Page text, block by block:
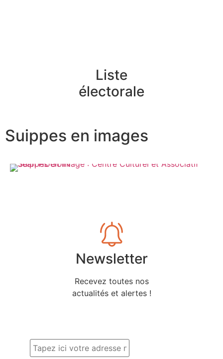
Liste
électorale
Suippes en images
Newsletter
Recevez toutes nos
actualités et alertes !